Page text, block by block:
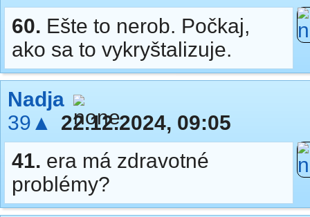
60. Ešte to nerob. Počkaj,
ako sa to vykryštalizuje.
Nadja
39▲
22.12.2024, 09:05
41. era má zdravotné
problémy?